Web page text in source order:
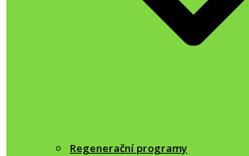
Regenerační programy